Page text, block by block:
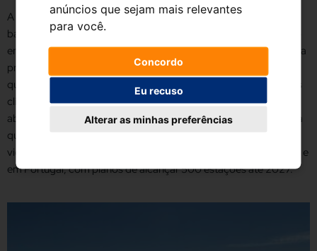
anúncios que sejam mais relevantes
para você.
Concordo
Eu recuso
Alterar as minhas preferências
A Plenergy é líder ibérico no setor das estações de serviço de
baixo preço. Com a abertura da sua primeira estação de serviço
em 2015, a empresa foi criada com o objetivo de tornar a energia
procurada pelos consumidores segura, cómoda, de alta
qualidade e ao melhor preço possível. Para tal, oferece aos seus
clientes estações de serviço acessíveis, com pontos de
abastecimento de combustível e de recarga elétrica da mais alta
qualidade e em conformidade com as normas ambientais em
vigor. Atualmente, a Plenergy possui 320 estações em Espanha e
em Portugal, com planos de alcançar 500 estações até 2027.